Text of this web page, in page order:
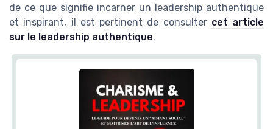
de ce que signifie incarner un leadership authentique
et inspirant, il est pertinent de consulter cet article
sur le leadership authentique.